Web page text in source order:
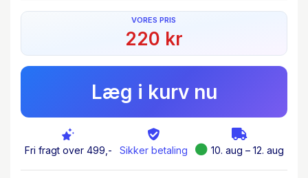
high school-eleven Adam Gordon og hans
forældre, psykologerne Jane og Jonathan. Jane
er en berømt feministisk forfatter, og Jonathan
er ekspert i at nå ind til problematiske
teenagedrenge. Adam selv er en dygtig
debattør og freestylerapper med et spirende
poetisk talent. Herfra spindes tråde fremad og
tilbage i tiden. Fra forældrenes opvækst og
første møde til Adams liv som voksen familiefar
VORES PRIS
220 kr
Læg i kurv nu
Fri fragt over 499,- Sikker betaling 10. aug – 12. aug